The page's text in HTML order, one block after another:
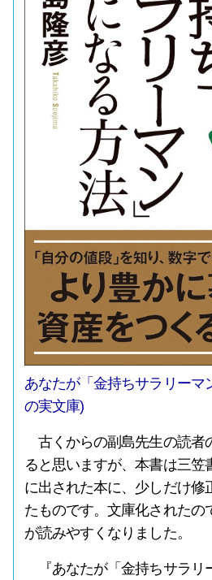
あなたが「金持ちサラリーマ
の実文庫)
古くからの副島先生の読者
ると思いますが、本書は三笠
に出された本に、少しだけ修
たものです。文庫化されたの
が読みやすくなりました。
『あなたが「金持ちサラリ